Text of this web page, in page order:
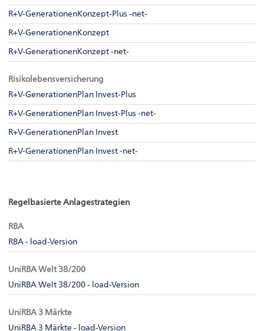
R+V-GenerationenKonzept-Plus -net-
R+V-GenerationenKonzept
R+V-GenerationenKonzept -net-
Risikolebensversicherung
R+V-GenerationenPlan Invest-Plus
R+V-GenerationenPlan Invest-Plus -net-
R+V-GenerationenPlan Invest
R+V-GenerationenPlan Invest -net-
Regelbasierte Anlagestrategien
RBA
RBA - load-Version
UniRBA Welt 38/200
UniRBA Welt 38/200 - load-Version
UniRBA 3 Märkte
UniRBA 3 Märkte - load-Version